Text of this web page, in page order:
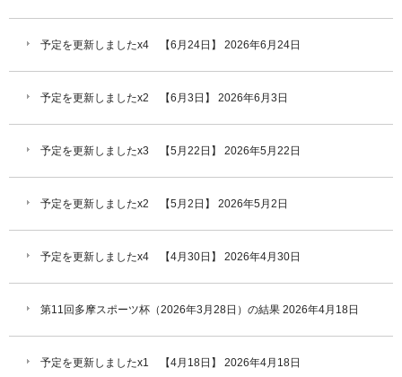
予定を更新しましたx4 【6月24日】 2026年6月24日
予定を更新しましたx2 【6月3日】 2026年6月3日
予定を更新しましたx3 【5月22日】 2026年5月22日
予定を更新しましたx2 【5月2日】 2026年5月2日
予定を更新しましたx4 【4月30日】 2026年4月30日
第11回多摩スポーツ杯（2026年3月28日）の結果 2026年4月18日
予定を更新しましたx1 【4月18日】 2026年4月18日